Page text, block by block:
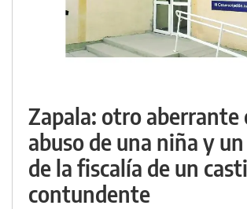
Zapala: otro aberrante
abuso de una niña y
de la fiscalía de un
contundente